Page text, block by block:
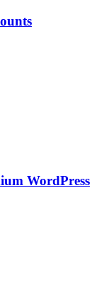
WordPress